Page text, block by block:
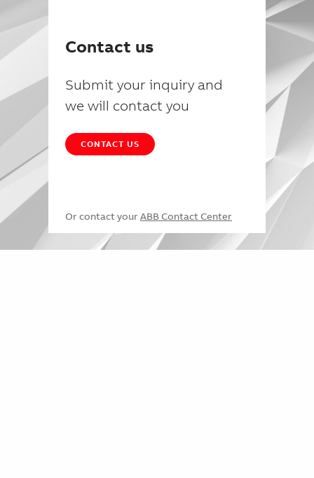
Contact us
Submit your inquiry and
we will contact you
CONTACT US
Or contact your ABB Contact Center